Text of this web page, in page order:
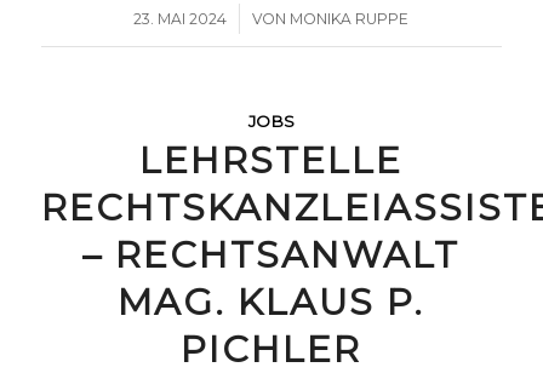
23. MAI 2024
/ VON MONIKA RUPPE
JOBS
LEHRSTELLE
– RECHTSANWALT
MAG. KLAUS P.
PICHLER